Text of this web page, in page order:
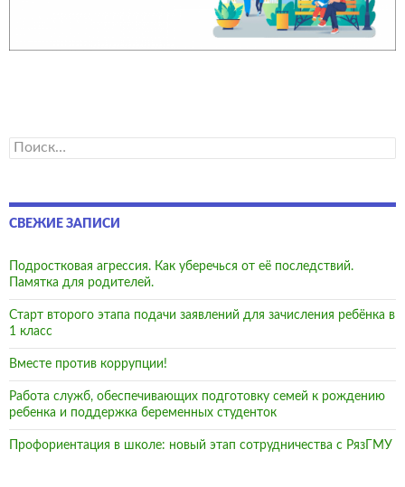
Найти:
СВЕЖИЕ ЗАПИСИ
Подростковая агрессия. Как уберечься от её последствий.
Памятка для родителей.
Старт второго этапа подачи заявлений для зачисления ребёнка в
1 класс
Вместе против коррупции!
Работа служб, обеспечивающих подготовку семей к рождению
ребенка и поддержка беременных студенток
Профориентация в школе: новый этап сотрудничества с РязГМУ